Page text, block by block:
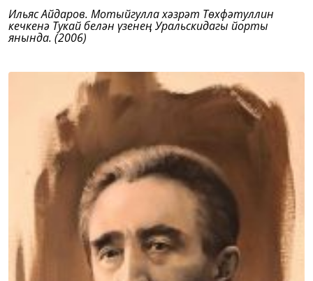
Ильяс Айдаров. Мотыйгулла хәзрәт Төхфәтуллин
кечкенә Тукай белән үзенең Уральскидагы йорты
янында. (2006)